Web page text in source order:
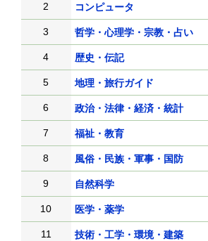
2 コンピュータ
3 哲学・心理学・宗教・占い
4 歴史・伝記
5 地理・旅行ガイド
6 政治・法律・経済・統計
7 福祉・教育
8 風俗・民族・軍事・国防
9 自然科学
10 医学・薬学
11 技術・工学・環境・建築